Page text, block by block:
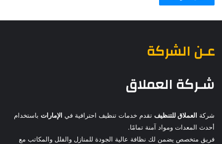
عـن الشركة
شـركة العملاق
شركة العملاق للتنظيف تقدم خدمات تنظيف احترافية في الإمارات باستخدام
أحدث المعدات ومواد آمنة تمامًا.
فريق متخصص يضمن لك نظافة عالية الجودة للمنازل والفلل والمكاتب مع